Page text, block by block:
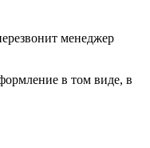
менеджер
в том виде, в